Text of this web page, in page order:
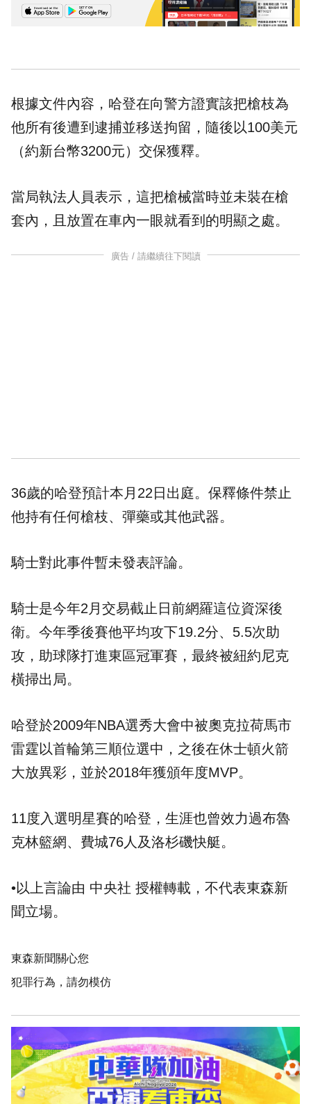
根據文件內容，哈登在向警方證實該把槍枝為
他所有後遭到逮捕並移送拘留，隨後以100美元
（約新台幣3200元）交保獲釋。
當局執法人員表示，這把槍械當時並未裝在槍
套內，且放置在車內一眼就看到的明顯之處。
廣告 / 請繼續往下閱讀
36歲的哈登預計本月22日出庭。保釋條件禁止
他持有任何槍枝、彈藥或其他武器。
騎士對此事件暫未發表評論。
騎士是今年2月交易截止日前網羅這位資深後
衛。今年季後賽他平均攻下19.2分、5.5次助
攻，助球隊打進東區冠軍賽，最終被紐約尼克
橫掃出局。
哈登於2009年NBA選秀大會中被奧克拉荷馬市
雷霆以首輪第三順位選中，之後在休士頓火箭
大放異彩，並於2018年獲頒年度MVP。
11度入選明星賽的哈登，生涯也曾效力過布魯
克林籃網、費城76人及洛杉磯快艇。
•以上言論由 中央社 授權轉載，不代表東森新
聞立場。
東森新聞關心您
犯罪行為，請勿模仿